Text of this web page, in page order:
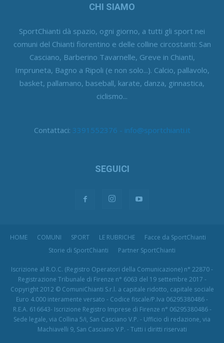
CHI SIAMO
SportChianti dà spazio, ogni giorno, a tutti gli sport nei
comuni del Chianti fiorentino e delle colline circostanti: San
Casciano, Barberino Tavarnelle, Greve in Chianti,
Impruneta, Bagno a Ripoli (e non solo...). Calcio, pallavolo,
basket, pallamano, baseball, karate, danza, ginnastica,
ciclismo...
Contattaci: 3391552376 - info@sportchianti.it
SEGUICI
HOME COMUNI SPORT LE RUBRICHE
Facce da SportChianti
Storie di SportChianti
Partner SportChianti
Iscrizione al R.O.C. (Registro Operatori della Comunicazione) n° 22870 -
Registrazione Tribunale di Firenze n° 6063 del 19 settembre 2017 -
Copyright 2012 © ComuniChianti S.r.l. a capitale ridotto, capitale sociale
Euro 4.000 interamente versato - Codice fiscale/P.Iva 06295380486 -
R.E.A. 616643- Iscrizione Registro Imprese di Firenze n° 06295380486 -
Sede legale, via Collina 5/i, San Casciano V.P. - Ufficio di redazione, via
Machiavelli 9, San Casciano V.P. - Tutti i diritti riservati